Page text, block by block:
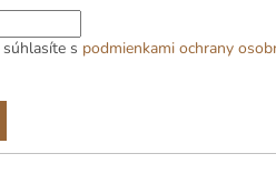
s podmienkami ochrany